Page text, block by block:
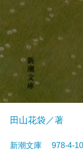
田山花袋／著
新潮文庫 978-4-